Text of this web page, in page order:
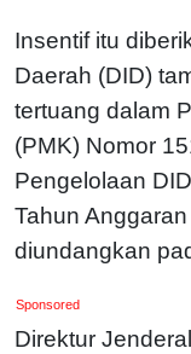
Insentif itu
Daerah (DID)
tertuang dalam
(PMK) Nomor
Pengelolaan
Tahun
diundangkan
Sponsored
Direktur